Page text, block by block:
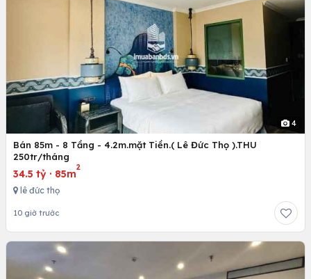
4
Bán 85m - 8 Tầng - 4.2m.mặt Tiền.( Lê Đức Thọ ).THU
250tr/tháng
34.5 tỷ · 85m
2
lê đức thọ
10 giờ trước